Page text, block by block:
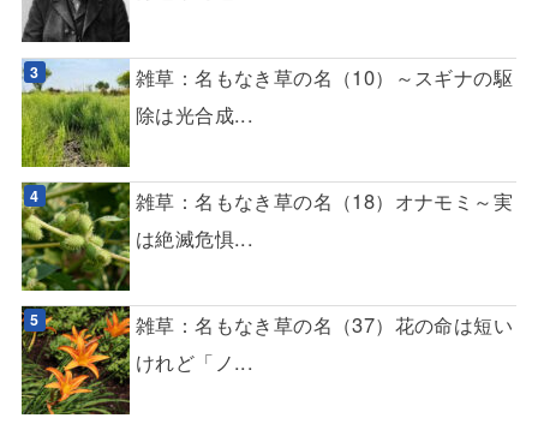
雑草：名もなき草の名（10）～スギナの駆
除は光合成...
雑草：名もなき草の名（18）オナモミ～実
は絶滅危惧...
雑草：名もなき草の名（37）花の命は短い
けれど「ノ...